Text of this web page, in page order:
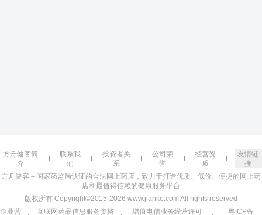
方舟健客简
介
联系我
们
投资者关
系
公司荣
誉
经营资
质
友情链
接
方舟健客－国家药监局认证的合法网上药店，致力于打造优质、低价、便捷的网上药
店和最值得信赖的健康服务平台
版权所有 Copyright©2015-2026 www.jianke.com All rights reserved
企业营
互联网药品信息服务资格 增值电信业务经营许可 粤ICP备